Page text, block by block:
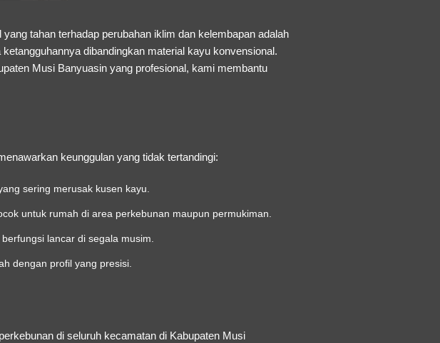
tahan terhadap perubahan iklim dan kelembapan adalah
dibandingkan material kayu konvensional.
Musi Banyuasin yang profesional, kami membantu
keunggulan yang tidak tertandingi:
sering merusak kusen kayu.
untuk rumah di area perkebunan maupun permukiman.
lancar di segala musim.
dengan profil yang presisi.
di seluruh kecamatan di Kabupaten Musi